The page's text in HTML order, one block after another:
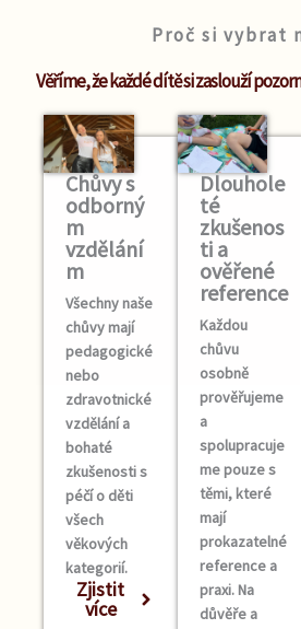
Proč si vybrat
Věříme, že každé dítě si zaslouží
Chůvy s
odborný
m
vzdělání
m
Všechny naše
chůvy mají
pedagogické
nebo
zdravotnické
vzdělání a
bohaté
zkušenosti s
péčí o děti
všech
věkových
kategorií.
Zjistit
více
Dlouhole
té
zkušenos
ti a
ověřené
reference
Každou
chůvu
osobně
prověřujeme
a
spolupracuje
me pouze s
těmi, které
mají
prokazatelné
reference a
praxi. Na
důvěře a